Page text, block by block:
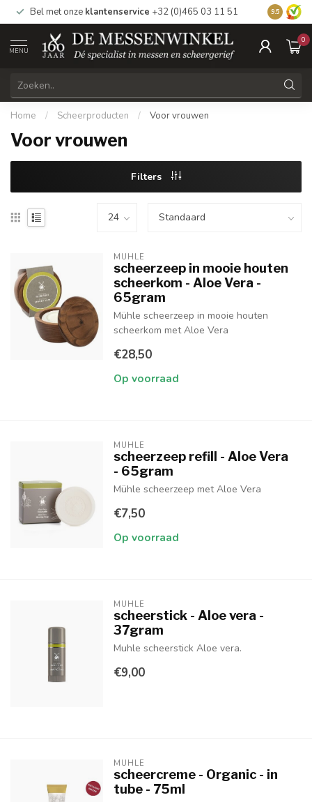
Bel met onze klantenservice +32 (0)465 03 11 51 Bezoek
9.5
MENU
0
Home / Scheerproducten / Voor vrouwen
Voor vrouwen
Filters
MUHLE
scheerzeep in mooie houten
scheerkom - Aloe Vera -
65gram
Mühle scheerzeep in mooie houten
scheerkom met Aloe Vera
€28,50
Op voorraad
MUHLE
scheerzeep refill - Aloe Vera
- 65gram
Mühle scheerzeep met Aloe Vera
€7,50
Op voorraad
MUHLE
scheerstick - Aloe vera -
37gram
Muhle scheerstick Aloe vera.
€9,00
MUHLE
scheercreme - Organic - in
tube - 75ml